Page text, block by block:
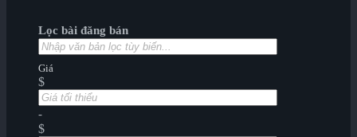
Lọc bài đăng bán
Giá
$
-
$